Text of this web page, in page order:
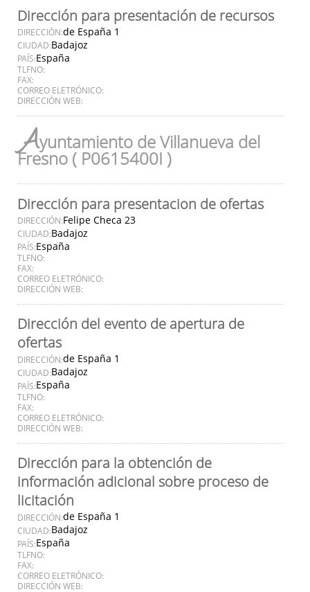
Dirección para presentación de recursos
DIRECCIÓN:de España 1
CIUDAD:Badajoz
PAÍS:España
TLFNO:
FAX:
CORREO ELETRÓNICO:
DIRECCIÓN WEB:
Ayuntamiento de Villanueva del
Fresno ( P0615400I )
Dirección para presentacion de ofertas
DIRECCIÓN:Felipe Checa 23
CIUDAD:Badajoz
PAÍS:España
TLFNO:
FAX:
CORREO ELETRÓNICO:
DIRECCIÓN WEB:
Dirección del evento de apertura de
ofertas
DIRECCIÓN:de España 1
CIUDAD:Badajoz
PAÍS:España
TLFNO:
FAX:
CORREO ELETRÓNICO:
DIRECCIÓN WEB:
Dirección para la obtención de
información adicional sobre proceso de
licitación
DIRECCIÓN:de España 1
CIUDAD:Badajoz
PAÍS:España
TLFNO:
FAX:
CORREO ELETRÓNICO:
DIRECCIÓN WEB: